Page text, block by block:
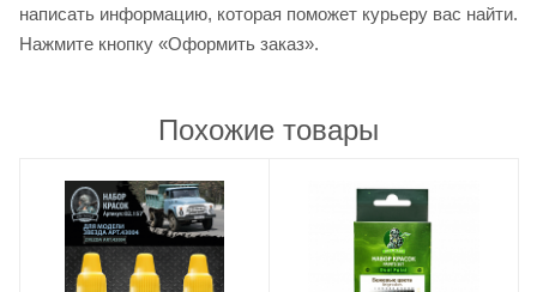
написать информацию, которая поможет курьеру вас найти.
Нажмите кнопку «Оформить заказ».
Похожие товары